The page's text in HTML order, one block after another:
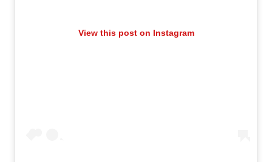
View this post on Instagram